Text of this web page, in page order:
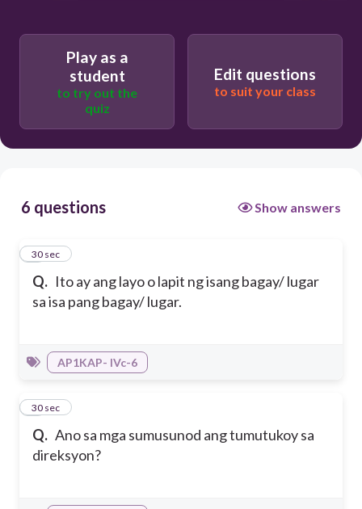
Play as a
student
to try out the
quiz
Edit questions
to suit your class
6 questions Show answers
Q. Ito ay ang layo o lapit ng isang bagay/ lugar
sa isa pang bagay/ lugar.
1
30 sec
AP1KAP- IVc-6
Q. Ano sa mga sumusunod ang tumutukoy sa
direksyon?
2
30 sec